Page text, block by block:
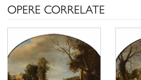
OPERE CORRELATE